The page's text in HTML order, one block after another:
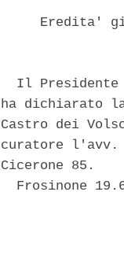
Eredita'
Il Presidente
ha dichiarato
Castro dei
curatore l'avv.
Cicerone 85.
Frosinone